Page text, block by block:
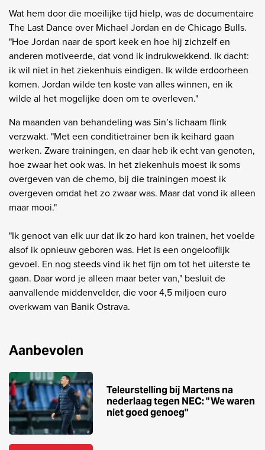
Wat hem door die moeilijke tijd hielp, was de documentaire
The Last Dance over Michael Jordan en de Chicago Bulls.
"Hoe Jordan naar de sport keek en hoe hij zichzelf en
anderen motiveerde, dat vond ik indrukwekkend. Ik dacht:
ik wil niet in het ziekenhuis eindigen. Ik wilde erdoorheen
komen. Jordan wilde ten koste van alles winnen, en ik
wilde al het mogelijke doen om te overleven."
Na maanden van behandeling was Sin’s lichaam flink
verzwakt. "Met een conditietrainer ben ik keihard gaan
werken. Zware trainingen, en daar heb ik echt van genoten,
hoe zwaar het ook was. In het ziekenhuis moest ik soms
overgeven van de chemo, bij die trainingen moest ik
overgeven omdat het zo zwaar was. Maar dat vond ik alleen
maar mooi."
"Ik genoot van elk uur dat ik zo hard kon trainen, het voelde
alsof ik opnieuw geboren was. Het is een ongelooflijk
gevoel. En nog steeds vind ik het fijn om tot het uiterste te
gaan. Daar word je alleen maar beter van," besluit de
aanvallende middenvelder, die voor 4,5 miljoen euro
overkwam van Banik Ostrava.
Aanbevolen
Teleurstelling bij Martens na
nederlaag tegen NEC: "We waren
niet goed genoeg"